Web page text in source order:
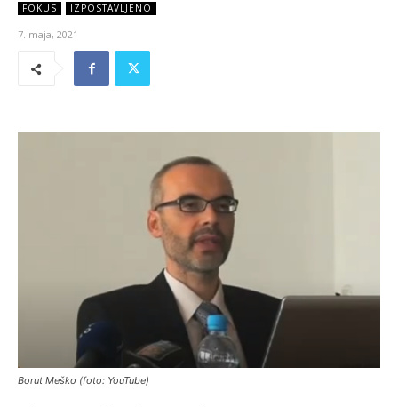
FOKUS IZPOSTAVLJENO
7. maja, 2021
Borut Meško (foto: YouTube)